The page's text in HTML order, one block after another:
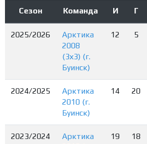
Сезон Команда И Г
2025/2026
Арктика
2008
(3х3) (г.
Буинск)
12 5
2024/2025
Арктика
2010 (г.
Буинск)
14 20
2023/2024
Арктика
19 18